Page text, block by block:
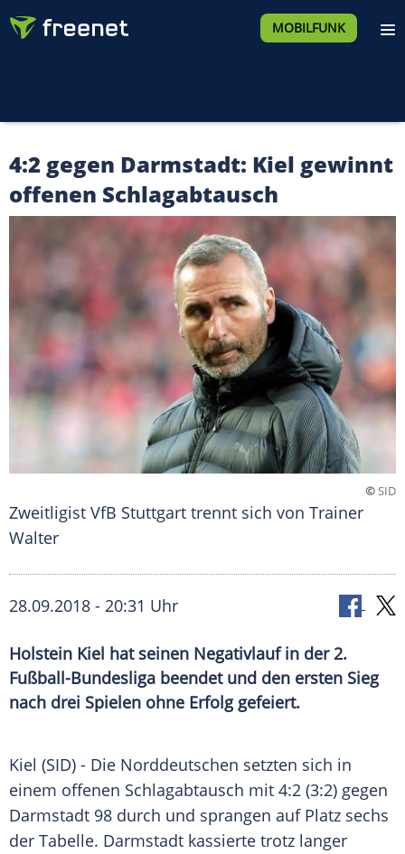
MOBILFUNK
4:2 gegen Darmstadt: Kiel gewinnt
offenen Schlagabtausch
©SID
Zweitligist VfB Stuttgart trennt sich von Trainer
Walter
28.09.2018 - 20:31 Uhr
Holstein Kiel hat seinen Negativlauf in der 2.
Fußball-Bundesliga beendet und den ersten Sieg
nach drei Spielen ohne Erfolg gefeiert.
Kiel (SID) - Die Norddeutschen setzten sich in
einem offenen Schlagabtausch mit 4:2 (3:2) gegen
Darmstadt 98 durch und sprangen auf Platz sechs
der Tabelle. Darmstadt kassierte trotz langer